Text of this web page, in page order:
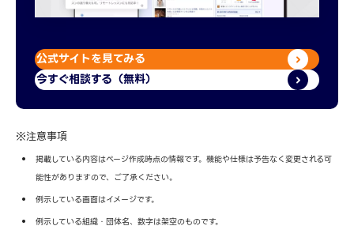
公式サイトを見てみる
今すぐ相談する（無料）
※注意事項
掲載している内容はページ作成時点の情報です。機能や仕様は予告なく変更される可
能性がありますので、ご了承ください。
例示している画面はイメージです。
例示している組織・団体名、数字は架空のものです。